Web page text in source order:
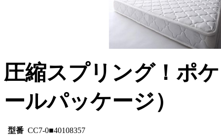
圧縮スプリング！ポ
ールパッケージ）
型番 CC7-0■40108357